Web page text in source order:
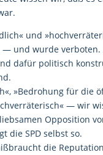
und
— und wurde
dafür politisch
»Bedrohung für die
— wir
Opposition
die SPD selbst so.
die